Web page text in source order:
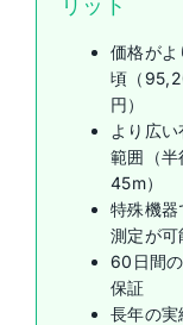
リット
価格がよ
頃（
円）
より広い
範囲（半
45m）
特殊機器
測定が可
60日間
保証
長年の実